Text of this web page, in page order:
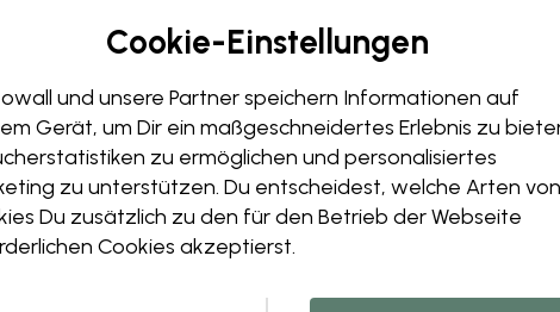
bunt orange rosa lila rot türkis
Büro Jugendzimmer Dächer
this component. Please contact
Cookie-Einstellungen
und unsere Partner speichern Informationen auf
Gerät, um Dir ein maßgeschneidertes Erlebnis zu
zu ermöglichen und personalisiertes
zu unterstützen. Du entscheidest, welche Arten von
Du zusätzlich zu den für den Betrieb der Webseite
Cookies akzeptierst.